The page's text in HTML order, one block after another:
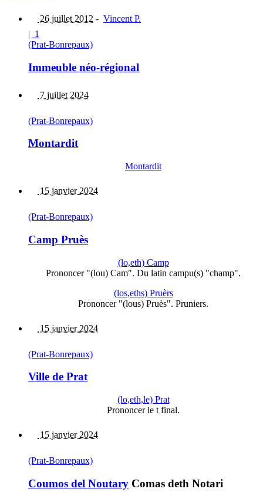
26 juillet 2012 - Vincent P.
| 1
(Prat-Bonrepaux)
Immeuble néo-régional
7 juillet 2024
(Prat-Bonrepaux)
Montardit
Montardit
15 janvier 2024
(Prat-Bonrepaux)
Camp Pruès
(lo,eth) Camp
Prononcer "(lou) Cam". Du latin campu(s) "champ".
(los,eths) Pruèrs
Prononcer "(lous) Pruès". Pruniers.
15 janvier 2024
(Prat-Bonrepaux)
Ville de Prat
(lo,eth,le) Prat
Prononcer le t final.
15 janvier 2024
(Prat-Bonrepaux)
Coumos del Noutary Comas deth Notari